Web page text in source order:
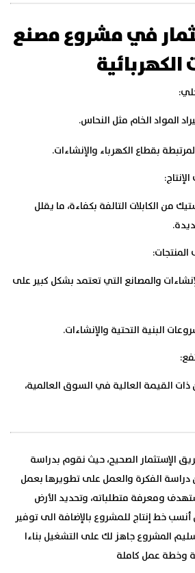
في مشروع مصنع
الكهربائية
المواد الخام مثل النحاس.
بقطاع الكهرباء والإنشاءات.
من الكابلات التالفة بكفاءة، ما يقلل
المنتجات:
والمصانع التي تعتمد بشكل كبير على
البنية التحتية والإنشاءات.
القيمة العالية في السوق العالمية،
الإستثمار الصحيح، حيث نقوم بدراسة
دراسة الفكرة والعمل على تطويرها بعمل
ومعرفة متطلباته، وتحديد الأرض
خط إنتاج للمشروع بالإضافة الى توفير
المشروع جاهز لك على التشغيل بناءا
وخطة عمل كاملة